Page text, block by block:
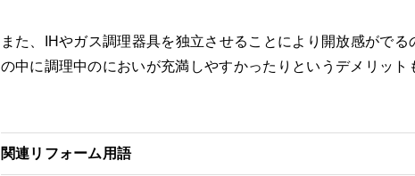
また、IHやガス調理器具を独立させることにより開放感がで
の中に調理中のにおいが充満しやすかったりというデメリット
関連リフォーム用語